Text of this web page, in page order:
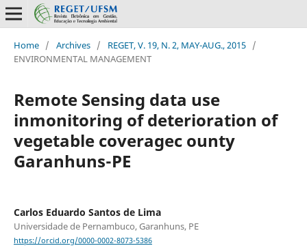
Home / Archives / REGET, V. 19, N. 2, MAY-AUG., 2015 /
ENVIRONMENTAL MANAGEMENT
Remote Sensing data use
inmonitoring of deterioration of
vegetable coveragec ounty
Garanhuns-PE
Carlos Eduardo Santos de Lima
Universidade de Pernambuco, Garanhuns, PE
https://orcid.org/0000-0002-8073-5386